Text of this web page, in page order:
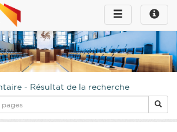
Toggle
infos
Toggle
navigation
- Résultat de la recherche